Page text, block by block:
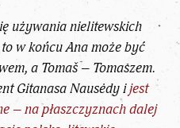
używania nielitewskich
w końcu Ana może być
a Tomaš – Tomaszem.
Gitanasa Nausėdy ijest
– na płaszczyznach dalej